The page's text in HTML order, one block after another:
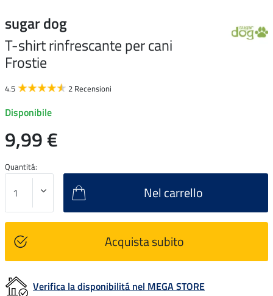
sugar dog
T-shirt rinfrescante per cani
Frostie
4.5 2 Recensioni
Disponibile
9,99 €
Quantitá:
Nel carrello
Acquista subito
Verifica la disponibilitá nel MEGA STORE